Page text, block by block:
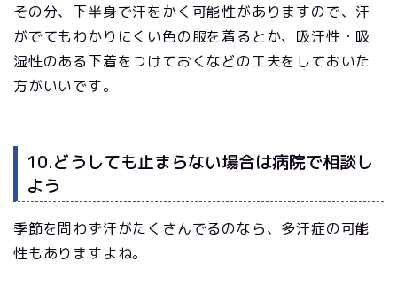
その分、下半身で汗をかく可能性がありますので、汗
がでてもわかりにくい色の服を着るとか、吸汗性・吸
湿性のある下着をつけておくなどの工夫をしておいた
方がいいです。
10.どうしても止まらない場合は病院で相談し
よう
季節を問わず汗がたくさんでるのなら、多汗症の可能
性もありますよね。